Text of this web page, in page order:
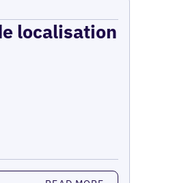
localisation